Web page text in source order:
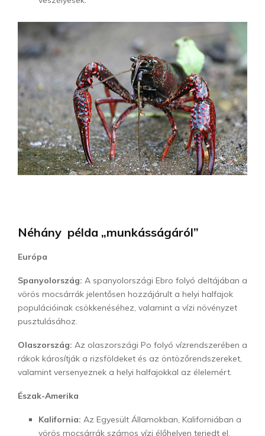
Néhány példa „munkásságáról”
Európa
Spanyolország: A spanyolországi Ebro folyó deltájában a
vörös mocsárrák jelentősen hozzájárult a helyi halfajok
populációinak csökkenéséhez, valamint a vízi növényzet
pusztulásához.
Olaszország: Az olaszországi Po folyó vízrendszerében a
rákok károsítják a rizsföldeket és az öntözőrendszereket,
valamint versenyeznek a helyi halfajokkal az élelemért.
Észak-Amerika
Kalifornia: Az Egyesült Államokban, Kaliforniában a
vörös mocsárrák számos vízi élőhelyen terjedt el,